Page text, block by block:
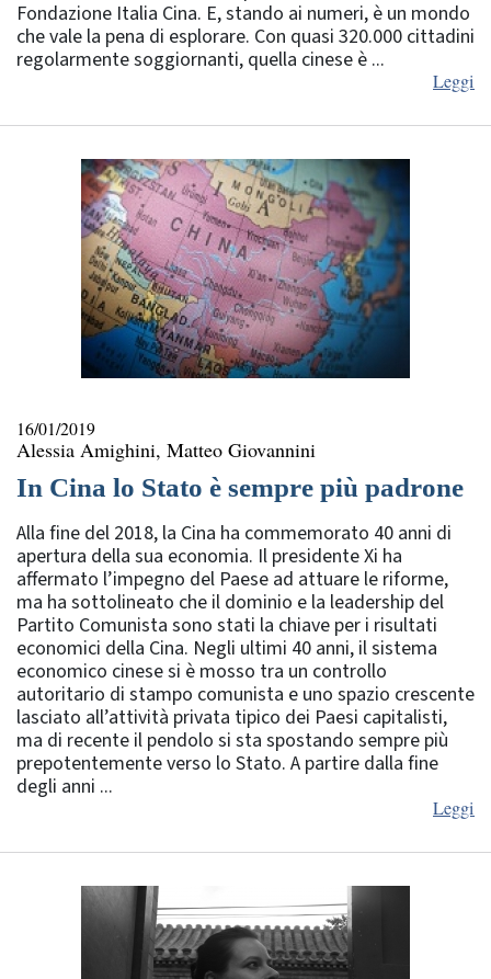
Fondazione Italia Cina. E, stando ai numeri, è un mondo
che vale la pena di esplorare. Con quasi 320.000 cittadini
regolarmente soggiornanti, quella cinese è ...
Leggi
16/01/2019
Alessia Amighini, Matteo Giovannini
In Cina lo Stato è sempre più padrone
Alla fine del 2018, la Cina ha commemorato 40 anni di
apertura della sua economia. Il presidente Xi ha
affermato l’impegno del Paese ad attuare le riforme,
ma ha sottolineato che il dominio e la leadership del
Partito Comunista sono stati la chiave per i risultati
economici della Cina. Negli ultimi 40 anni, il sistema
economico cinese si è mosso tra un controllo
autoritario di stampo comunista e uno spazio crescente
lasciato all’attività privata tipico dei Paesi capitalisti,
ma di recente il pendolo si sta spostando sempre più
prepotentemente verso lo Stato. A partire dalla fine
degli anni ...
Leggi